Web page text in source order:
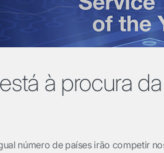
à procura
número de países irão competir